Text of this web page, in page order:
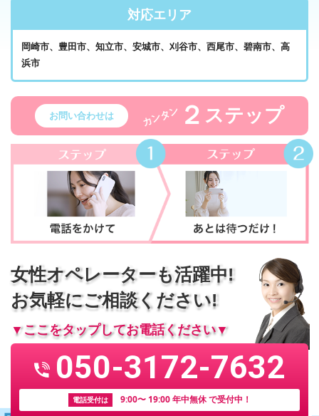
対応エリア
岡崎市、豊田市、知立市、安城市、刈谷市、西尾市、碧南市、高
浜市
お問い合わせは カンタン ２ ステップ
女性オペレーターも活躍中!
お気軽にご相談ください!
▼ここをタップしてお電話ください▼
050-3172-7632
電話受付は 9:00〜 19:00 年中無休 で受付中！